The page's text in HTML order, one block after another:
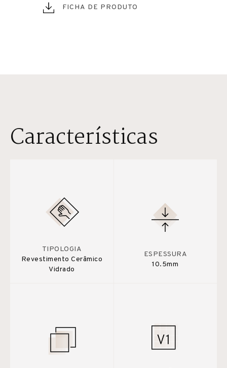
FICHA DE PRODUTO
Características
TIPOLOGIA
Revestimento Cerâmico
Vidrado
ESPESSURA
10.5mm